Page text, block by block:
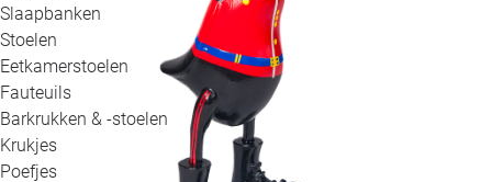
Slaapbanken
Stoelen
Eetkamerstoelen
Fauteuils
Barkrukken & -stoelen
Krukjes
Poefjes